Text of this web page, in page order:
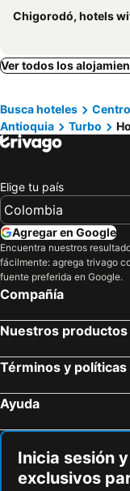
Chigorodó, hotels with
Ver todos los
Busca hoteles
Antioquia
Turbo
Elige tu país
Agregar en Google
Encuentra nuestros
fácilmente: agrega trivago
fuente preferida en Google.
Compañía
Nuestros productos
Términos y políticas
Ayuda
Inicia sesión
exclusivos